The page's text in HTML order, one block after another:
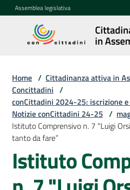
Vai al contenuto
Vai alla navigazione
Vai al footer
Assemblea legislativa
in
Cittadinanza
attiva in
Concittadini
Menu selezionato
Porte
aperte
in
Assemblea
Home / Cittadinanza attiva in
Concittadini /
conCittadini 2024-25: iscrizione
Notizie conCittadini 24-25 /
Istituto Comprensivo n. 7 "Luigi
tanto da fare”
Istituto